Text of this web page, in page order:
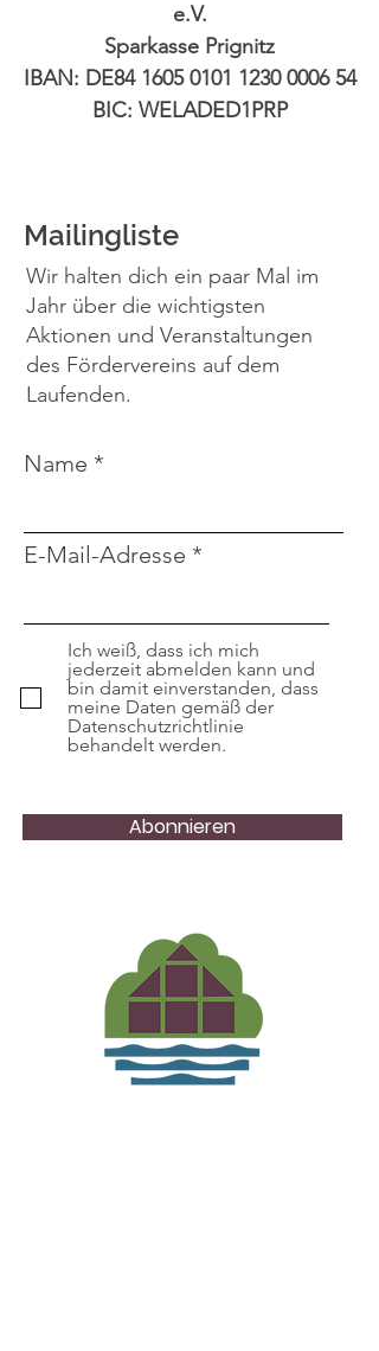
e.V.
Sparkasse Prignitz
IBAN: DE84 1605 0101 1230 000654
BIC: WELADED1PRP
Mailingliste
Wir halten dich ein paar Mal im
Jahr über die wichtigsten
Aktionen und Veranstaltungen
des Fördervereins auf dem
Laufenden.
Name
E-Mail-Adresse
Ich weiß, dass ich mich
jederzeit abmelden kann und
bin damit einverstanden, dass
meine Daten gemäß der
Datenschutzrichtlinie
behandelt werden.
Abonnieren